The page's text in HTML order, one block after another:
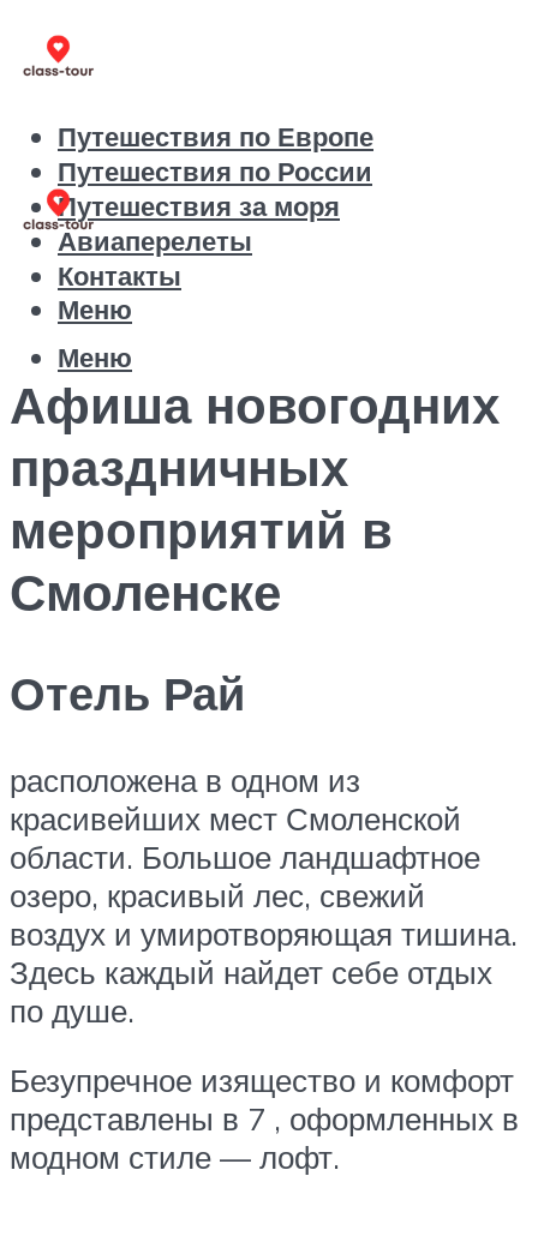
Путешествия по Европе
Путешествия по России
Путешествия за моря
Авиаперелеты
Контакты
Меню
Меню
Афиша новогодних
праздничных
мероприятий в
Смоленске
Отель Рай
расположена в одном из
красивейших мест Смоленской
области. Большое ландшафтное
озеро, красивый лес, свежий
воздух и умиротворяющая тишина.
Здесь каждый найдет себе отдых
по душе.
Безупречное изящество и комфорт
представлены в 7 , оформленных в
модном стиле — лофт.